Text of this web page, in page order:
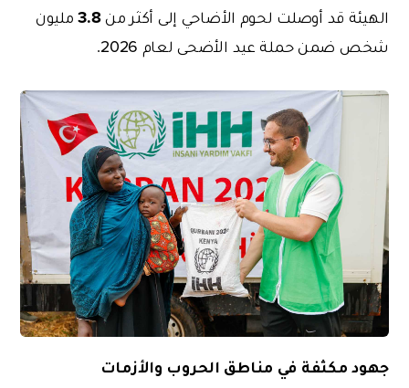
الهيئة قد أوصلت لحوم الأضاحي إلى أكثر من3.8
مليون
شخص ضمن حملة عيد الأضحى لعام 2026.
جهود مكثفة في مناطق الحروب والأزمات